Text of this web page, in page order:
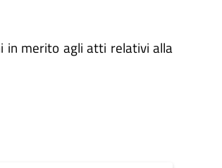
in merito agli atti relativi alla